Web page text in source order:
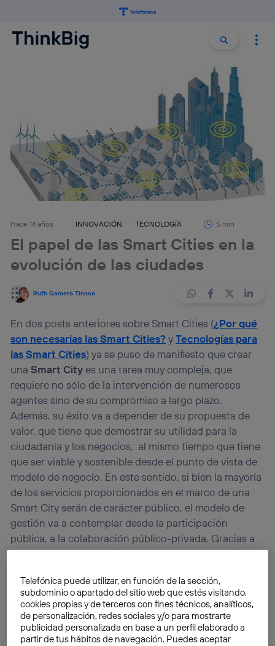
Buscar
Hace 14 años INNOVACIÓN TECNOLOGÍA 5 min
El papel de las Smart Cities en la
evolución de las ciudades
Ruth Gamero Tinoco
En dos posts anteriores sobre Smart Cities (¿Por qué
son necesarias las Smart Cities?yTecnologías para
las Smart Cities) ya se puso de manifiesto que crear
unaSmart Cityes una tarea muy compleja, que
requiere no sólo de la intervención de numerosos
agentes sino de su compromiso a largo plazo.
Además, su éxito va a depender de su propuesta de
valor, que tiene que demostrar su utilidad para la
ciudadanía y los negocios, al mismo tiempo que tiene
que ser viable y sostenible desde el punto de vista de
modelo de negocio. En este sentido, si bien la mayoría
de los servicios proporcionados en el marco de una
Smart City serán de carácter público, el modelo de
gestión va a contemplar desde la participación
pública, a la colaboración público-privada. Gracias a
la plataforma Smart City se desacopla la prestación
la provisión del mismo, por lo que las posibilidades de
atender las necesidades de la sociedad se
incrementan.
Telefónica puede utilizar, en función de la sección,
subdominio o apartado del sitio web que estés visitando,
cookies propias y de terceros con fines técnicos, analíticos,
de personalización, redes sociales y/o para mostrarte
publicidad personalizada en base a un perfil elaborado a
partir de tus hábitos de navegación. Puedes aceptar